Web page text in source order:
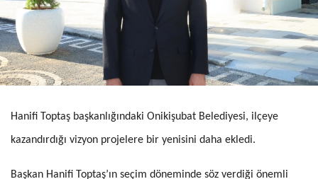
Hanifi Toptaş başkanlığındaki Onikişubat Belediyesi, ilçeye
kazandırdığı vizyon projelere bir yenisini daha ekledi.
Başkan Hanifi Toptaş’ın seçim döneminde söz verdiği önemli